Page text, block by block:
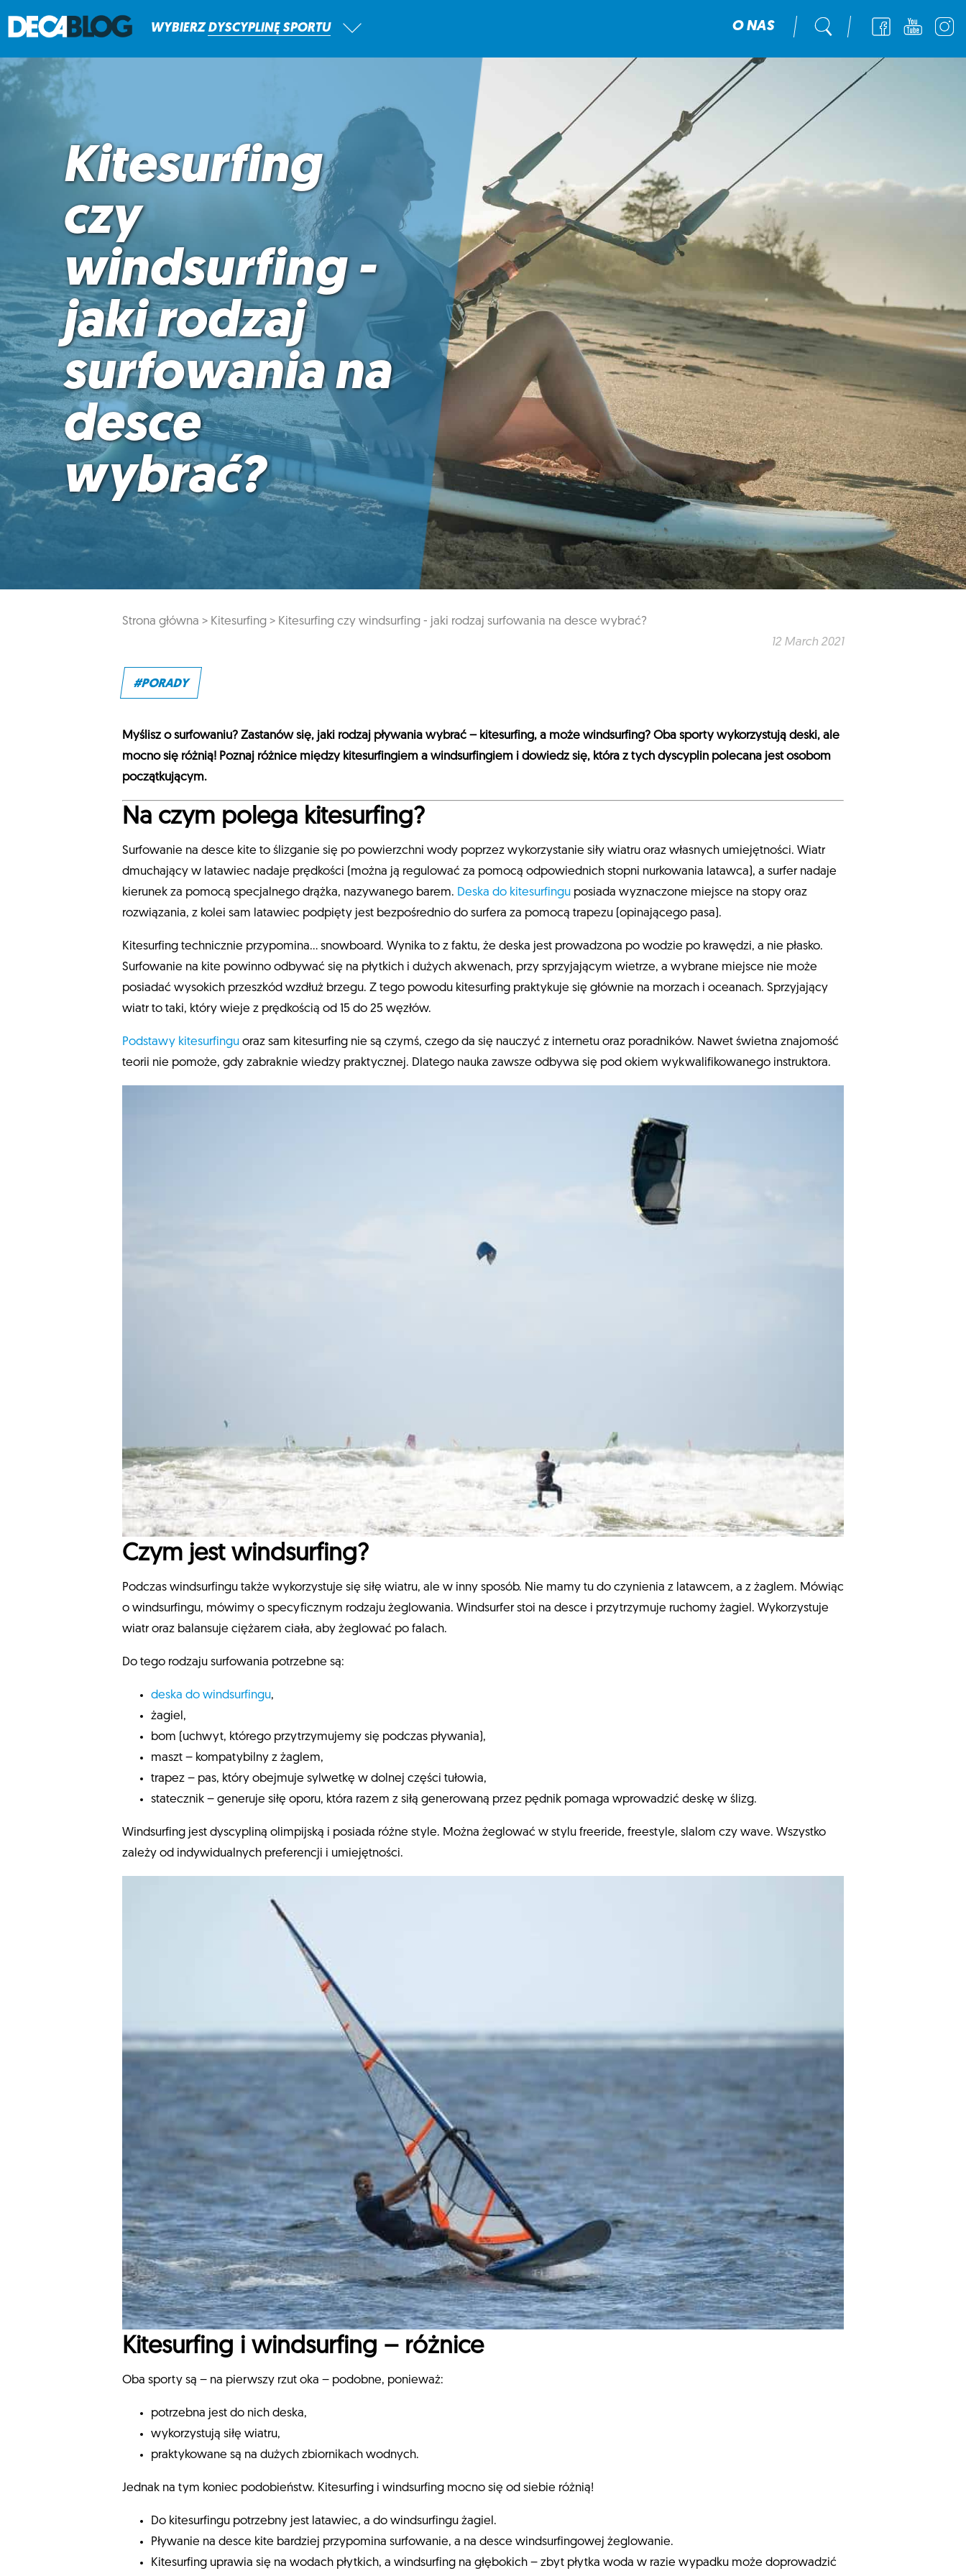
WYBIERZ DYSCYPLINĘ SPORTU O NAS
Kitesurfing
czy
windsurfing -
jaki rodzaj
surfowania na
desce
wybrać?
Strona główna > Kitesurfing > Kitesurfing czy windsurfing - jaki rodzaj surfowania na desce wybrać?
12 March 2021
#PORADY
Myślisz o surfowaniu? Zastanów się, jaki rodzaj pływania wybrać – kitesurfing, a może windsurfing? Oba sporty wykorzystują deski, ale
mocno się różnią! Poznaj różnice między kitesurfingiem a windsurfingiem i dowiedz się, która z tych dyscyplin polecana jest osobom
początkującym.
Na czym polega kitesurfing?
Surfowanie na desce kite to ślizganie się po powierzchni wody poprzez wykorzystanie siły wiatru oraz własnych umiejętności. Wiatr
dmuchający w latawiec nadaje prędkości (można ją regulować za pomocą odpowiednich stopni nurkowania latawca), a surfer nadaje
kierunek za pomocą specjalnego drążka, nazywanego barem. Deska do kitesurfingu posiada wyznaczone miejsce na stopy oraz
rozwiązania, z kolei sam latawiec podpięty jest bezpośrednio do surfera za pomocą trapezu (opinającego pasa).
Kitesurfing technicznie przypomina… snowboard. Wynika to z faktu, że deska jest prowadzona po wodzie po krawędzi, a nie płasko.
Surfowanie na kite powinno odbywać się na płytkich i dużych akwenach, przy sprzyjającym wietrze, a wybrane miejsce nie może
posiadać wysokich przeszkód wzdłuż brzegu. Z tego powodu kitesurfing praktykuje się głównie na morzach i oceanach. Sprzyjający
wiatr to taki, który wieje z prędkością od 15 do 25 węzłów.
Podstawy kitesurfingu oraz sam kitesurfing nie są czymś, czego da się nauczyć z internetu oraz poradników. Nawet świetna znajomość
teorii nie pomoże, gdy zabraknie wiedzy praktycznej. Dlatego nauka zawsze odbywa się pod okiem wykwalifikowanego instruktora.
Czym jest windsurfing?
Podczas windsurfingu także wykorzystuje się siłę wiatru, ale w inny sposób. Nie mamy tu do czynienia z latawcem, a z żaglem. Mówiąc
o windsurfingu, mówimy o specyficznym rodzaju żeglowania. Windsurfer stoi na desce i przytrzymuje ruchomy żagiel. Wykorzystuje
wiatr oraz balansuje ciężarem ciała, aby żeglować po falach.
Do tego rodzaju surfowania potrzebne są:
deska do windsurfingu,
żagiel,
bom (uchwyt, którego przytrzymujemy się podczas pływania),
maszt – kompatybilny z żaglem,
trapez – pas, który obejmuje sylwetkę w dolnej części tułowia,
statecznik – generuje siłę oporu, która razem z siłą generowaną przez pędnik pomaga wprowadzić deskę w ślizg.
Windsurfing jest dyscypliną olimpijską i posiada różne style. Można żeglować w stylu freeride, freestyle, slalom czy wave. Wszystko
zależy od indywidualnych preferencji i umiejętności.
Kitesurfing i windsurfing – różnice
Oba sporty są – na pierwszy rzut oka – podobne, ponieważ:
potrzebna jest do nich deska,
wykorzystują siłę wiatru,
praktykowane są na dużych zbiornikach wodnych.
Jednak na tym koniec podobieństw. Kitesurfing i windsurfing mocno się od siebie różnią!
Do kitesurfingu potrzebny jest latawiec, a do windsurfingu żagiel.
Pływanie na desce kite bardziej przypomina surfowanie, a na desce windsurfingowej żeglowanie.
Kitesurfing uprawia się na wodach płytkich, a windsurfing na głębokich – zbyt płytka woda w razie wypadku może doprowadzić